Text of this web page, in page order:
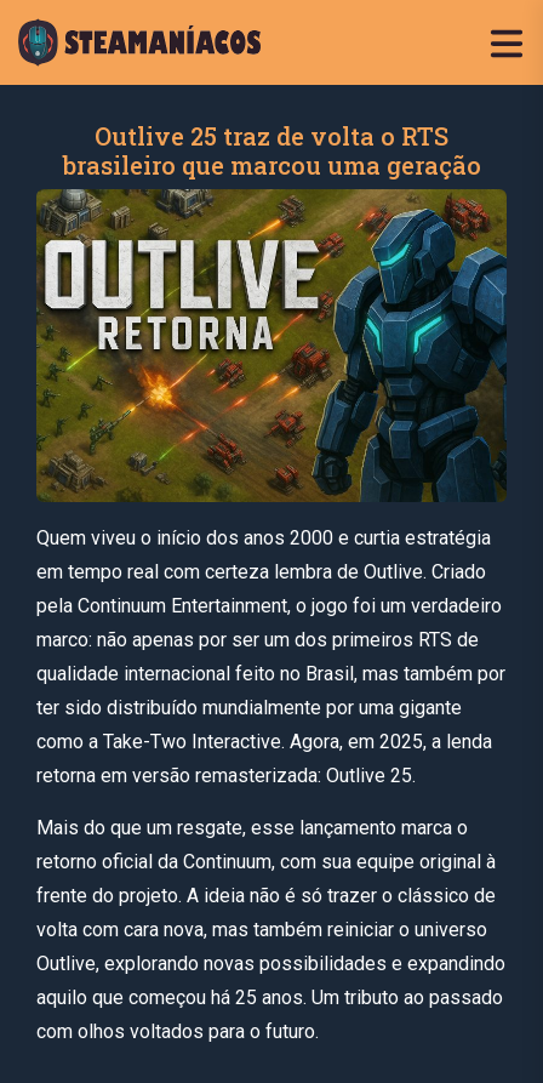
Outlive 25 traz de volta o RTS
brasileiro que marcou uma geração
Quem viveu o início dos anos 2000 e curtia estratégia
em tempo real com certeza lembra de Outlive. Criado
pela Continuum Entertainment, o jogo foi um verdadeiro
marco: não apenas por ser um dos primeiros RTS de
qualidade internacional feito no Brasil, mas também por
ter sido distribuído mundialmente por uma gigante
como a Take-Two Interactive. Agora, em 2025, a lenda
retorna em versão remasterizada: Outlive 25.
Mais do que um resgate, esse lançamento marca o
retorno oficial da Continuum, com sua equipe original à
frente do projeto. A ideia não é só trazer o clássico de
volta com cara nova, mas também reiniciar o universo
Outlive, explorando novas possibilidades e expandindo
aquilo que começou há 25 anos. Um tributo ao passado
com olhos voltados para o futuro.